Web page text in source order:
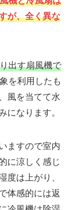
が、全く異な
出す扇風機で
を利用したも
風を当てて水
になります。
ますので室内
に涼しく感じ
度は上がり、
体感的には返